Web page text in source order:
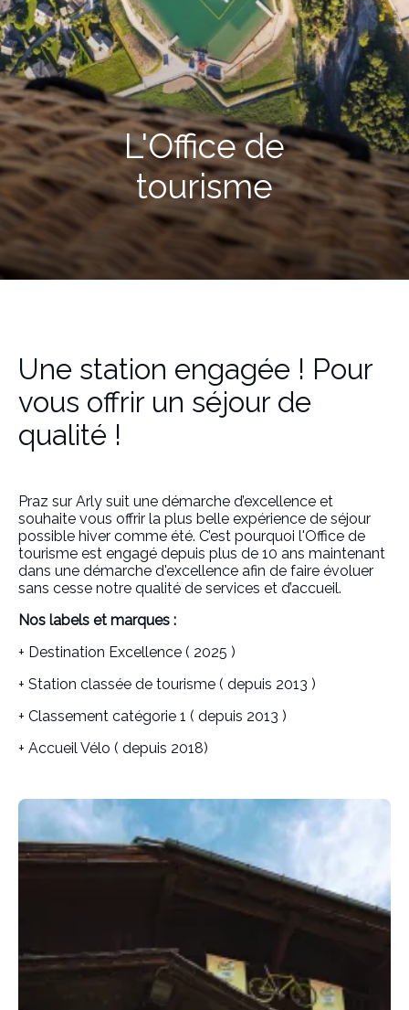
L'Office de
tourisme
Une station engagée ! Pour
vous offrir un séjour de
qualité !
Praz sur Arly suit une démarche d’excellence et
souhaite vous offrir la plus belle expérience de séjour
possible hiver comme été. C’est pourquoi l'Office de
tourisme est engagé depuis plus de 10 ans maintenant
dans une démarche d'excellence afin de faire évoluer
sans cesse notre qualité de services et d’accueil.
Nos labels et marques :
+ Destination Excellence ( 2025 )
+ Station classée de tourisme ( depuis 2013 )
+ Classement catégorie 1 ( depuis 2013 )
+ Accueil Vélo ( depuis 2018)